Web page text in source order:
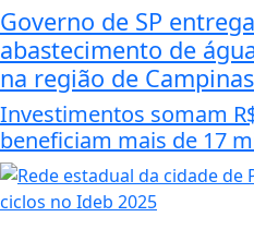
Governo de SP
abastecimento de
na região de Campinas
Investimentos somam
beneficiam mais de 17